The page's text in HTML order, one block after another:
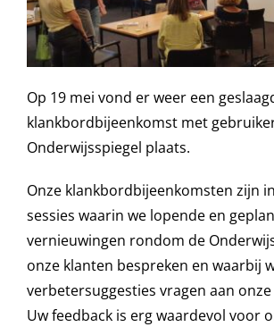
Op 19 mei vond er weer een
klankbordbijeenkomst met
Onderwijsspiegel plaats.
Onze klankbordbijeenkomsten zijn
sessies waarin we lopende en
vernieuwingen rondom de
onze klanten bespreken en waarbij
verbetersuggesties vragen aan
Uw feedback is erg waardevol voor